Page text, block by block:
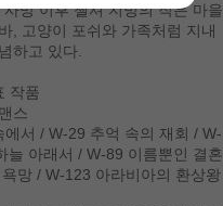
망 이후 첼셔 지방의 작은 마을
, 고양이 포쉬와 가족처럼 지내
하고 있다.
작품
스
서 / W-29 추억 속의 재회 / W-
늘 아래서 / W-89 이름뿐인 결혼
망 / W-123 아라비아의 환상왕